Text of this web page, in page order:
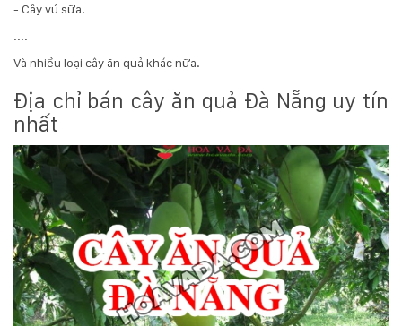
- Cây vú sữa.
....
Và nhiều loại cây ăn quả khác nữa.
Địa chỉ bán cây ăn quả Đà Nẵng uy tín
nhất